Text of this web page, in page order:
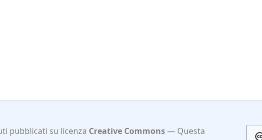
pubblicati su licenza Creative Commons Questa